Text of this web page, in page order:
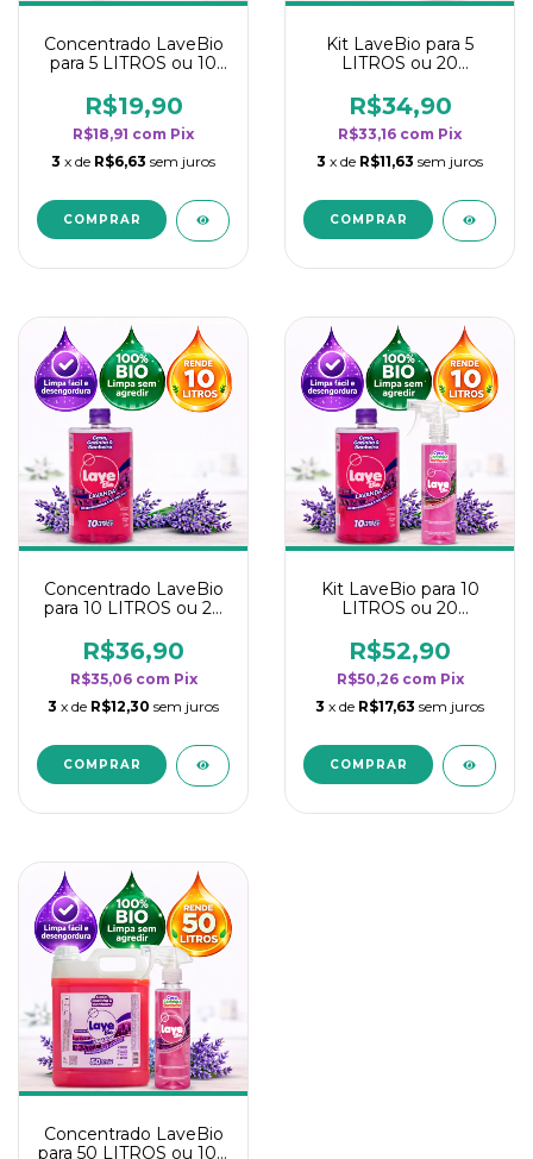
Concentrado LaveBio
para 5 LITROS ou 10
rendimento da
categoria - Lavanda
R$19,90
R$18,91 com Pix
3 x de R$6,63 sem juros
Kit LaveBio para 5
LITROS ou 20
rendimento da
categoria - Lavanda
R$34,90
R$33,16 com Pix
3 x de R$11,63 sem juros
Concentrado LaveBio
para 10 LITROS ou 20
rendimento da
categoria - Lavanda
R$36,90
R$35,06 com Pix
3 x de R$12,30 sem juros
Kit LaveBio para 10
LITROS ou 20
rendimento da
categoria - Lavanda
R$52,90
R$50,26 com Pix
3 x de R$17,63 sem juros
Concentrado LaveBio
para 50 LITROS ou 100